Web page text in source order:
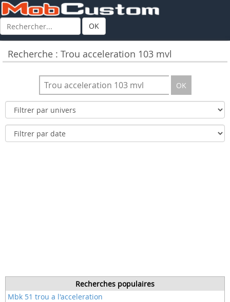
OK
Recherche : Trou acceleration 103 mvl
OK
Recherches populaires
Mbk 51 trou a l'acceleration